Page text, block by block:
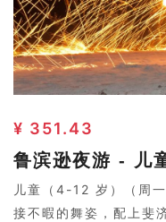
¥ 351.43
鲁滨逊夜游 - 儿
儿童（4-12 岁）（周
接不暇的舞姿，配上斐